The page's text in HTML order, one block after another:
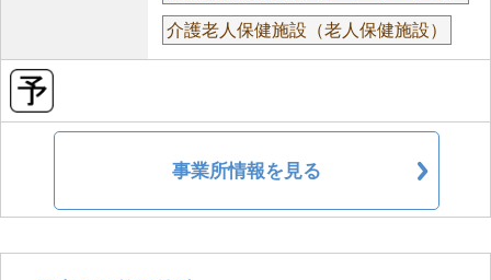
介護老人保健施設（老人保健施設）
事業所情報を見る